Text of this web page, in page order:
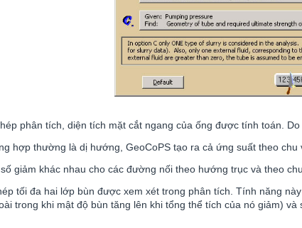
phân tích, diện tích mặt cắt ngang của ống được tính toán.
hợp thường là dị hướng, GeoCoPS tạo ra cả ứng suất theo
giảm khác nhau cho các đường nối theo hướng trục và theo
tối đa hai lớp bùn được xem xét trong phân tích. Tính năng
trong khi mật độ bùn tăng lên khi tổng thể tích của nó giảm)